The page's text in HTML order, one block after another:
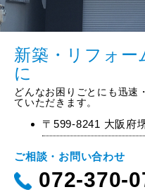
新築・リフォー
に
どんなお困りごとにも迅速
ていただきます。
〒599-8241 大阪府
ご相談・お問い合わせ
072-370-